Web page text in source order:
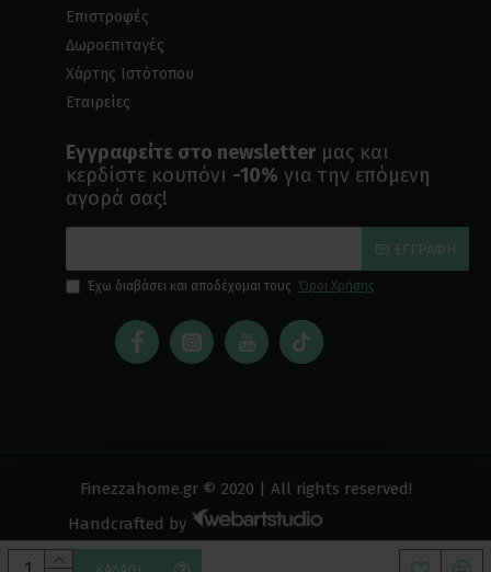
ΚΑΛΆΘΙ
Επιστροφές
Δωροεπιταγές
Χάρτης Ιστότοπου
Εταιρείες
Εγγραφείτε στο newsletter μας και
κερδίστε κουπόνι -10% για την επόμενη
αγορά σας!
ΕΓΓΡΑΦΉ
Έχω διαβάσει και αποδέχομαι τους Όροι Χρήσης
Finezzahome.gr © 2020 | All rights reserved!
Handcrafted by